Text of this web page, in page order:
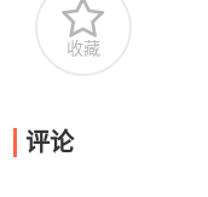
收藏
评论